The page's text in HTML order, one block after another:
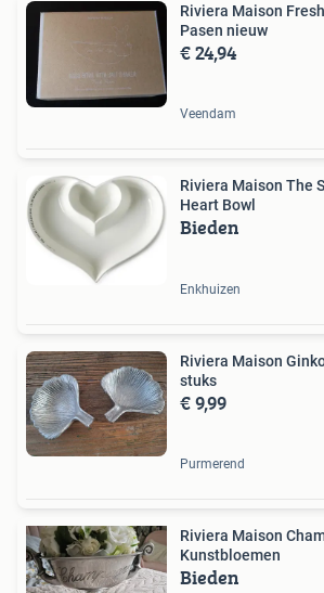
Riviera Maison
Pasen nieuw
€ 24,94
Veendam
Riviera Maison The
Heart Bowl
Bieden
Enkhuizen
Riviera Maison
stuks
€ 9,99
Purmerend
Riviera Maison
Kunstbloemen
Bieden